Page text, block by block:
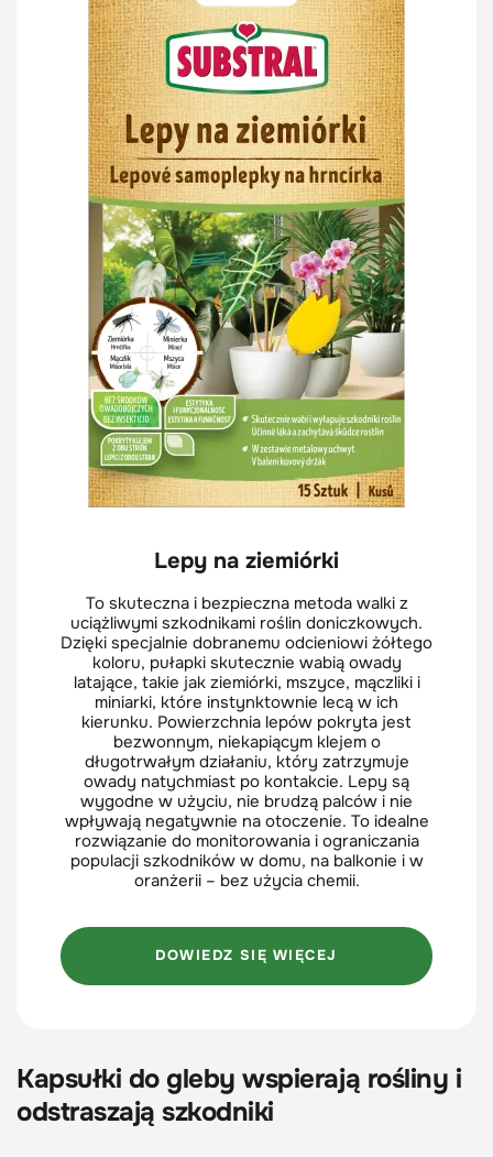
Lepy na ziemiórki
To skuteczna i bezpieczna metoda walki z
uciążliwymi szkodnikami roślin doniczkowych.
Dzięki specjalnie dobranemu odcieniowi żółtego
koloru, pułapki skutecznie wabią owady
latające, takie jak ziemiórki, mszyce, mączliki i
miniarki, które instynktownie lecą w ich
kierunku. Powierzchnia lepów pokryta jest
bezwonnym, niekapiącym klejem o
długotrwałym działaniu, który zatrzymuje
owady natychmiast po kontakcie. Lepy są
wygodne w użyciu, nie brudzą palców i nie
wpływają negatywnie na otoczenie. To idealne
rozwiązanie do monitorowania i ograniczania
populacji szkodników w domu, na balkonie i w
oranżerii – bez użycia chemii.
DOWIEDZ SIĘ WIĘCEJ
Kapsułki do gleby wspierają rośliny i
odstraszają szkodniki